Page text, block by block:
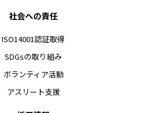
社会への責任
ISO14001認証取得
SDGsの取り組み
ボランティア活動
アスリート支援